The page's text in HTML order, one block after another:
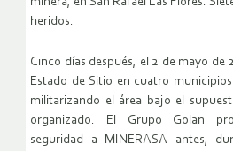
heridos.
Cinco días después, el 2 de mayo de
Estado de Sitio en cuatro
militarizando el área bajo el
organizado. El Grupo Golan
seguridad a MINERASA antes,